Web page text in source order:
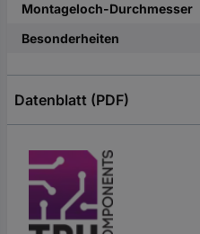
Montageloch-Durchmesser
Besonderheiten
Datenblatt (PDF)